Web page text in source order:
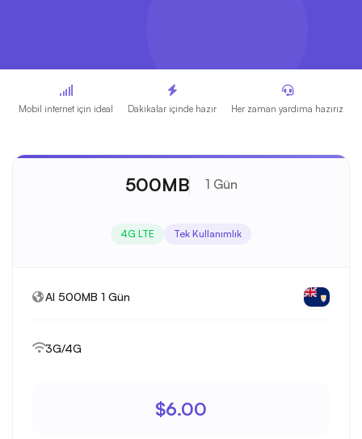
Mobil internet için ideal Dakikalar içinde hazır Her zaman yardıma hazırız
500MB 1 Gün
4G LTE Tek Kullanımlık
AI 500MB 1 Gün
3G/4G
$6.00